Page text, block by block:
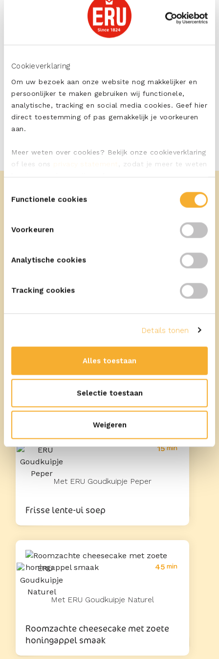
Cookieverklaring
Om uw bezoek aan onze website nog makkelijker en
persoonlijker te maken gebruiken wij functionele,
analytische, tracking en social media cookies. Geef hier
direct toestemming of pas gemakkelijk je voorkeuren
aan.
Meer weten over cookies? Bekijk onze cookieverklaring
of lees ons privacy statement
, zodat je meer te weten
Functionele cookies
Voorkeuren
Analytische cookies
Tracking cookies
Details tonen
Alles toestaan
Selectie toestaan
Weigeren
PRINT
Meer recepten
Crostini met carpaccio, rucola en
pijnboompitten
15 min
Met ERU Goudkuipje Peper
Frisse lente-ui soep
45 min
Met ERU Goudkuipje Naturel
Roomzachte cheesecake met zoete
honingappel smaak